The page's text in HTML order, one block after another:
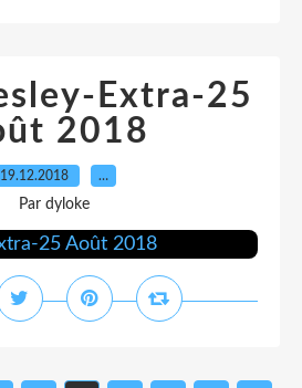
Extra-25
2018
19.12.2018 …
Par dyloke